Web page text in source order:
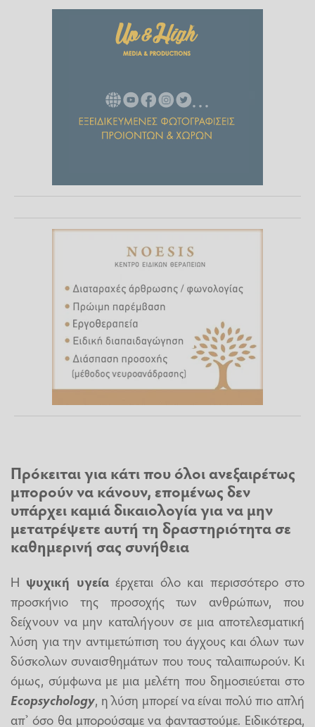
Πρόκειται για κάτι που όλοι ανεξαιρέτως
μπορούν να κάνουν, επομένως δεν
υπάρχει καμιά δικαιολογία για να μην
μετατρέψετε αυτή τη δραστηριότητα σε
καθημερινή σας συνήθεια
Ηψυχική υγείαέρχεται όλο και περισσότερο στο
προσκήνιο της προσοχής των ανθρώπων, που
δείχνουν να μην καταλήγουν σε μια αποτελεσματική
λύση για την αντιμετώπιση του άγχους και όλων των
δύσκολων συναισθημάτων που τους ταλαιπωρούν. Κι
όμως, σύμφωνα με μια μελέτη που δημοσιεύεται στο
Ecopsychology, η λύση μπορεί να είναι πολύ πιο απλή
απ’ όσο θα μπορούσαμε να φανταστούμε. Ειδικότερα,